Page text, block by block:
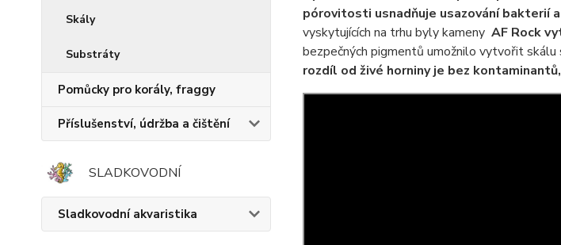
Skály
Substráty
Pomůcky pro korály, fraggy
Příslušenství, údržba a čištění
SLADKOVODNÍ
Sladkovodní akvaristika
pórovitosti usnadňuje usazování bakterií
vyskytujících na trhu byly kameny AF Rock
bezpečných pigmentů umožnilo vytvořit
rozdíl od živé horniny je bez